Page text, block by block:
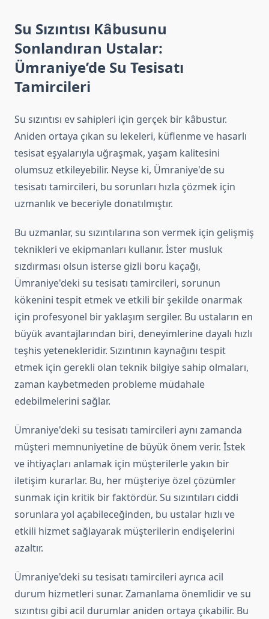
Su Sızıntısı Kâbusunu
Sonlandıran Ustalar:
Ümraniye’de Su Tesisatı
Tamircileri
Su sızıntısı ev sahipleri için gerçek bir kâbustur.
Aniden ortaya çıkan su lekeleri, küflenme ve hasarlı
tesisat eşyalarıyla uğraşmak, yaşam kalitesini
olumsuz etkileyebilir. Neyse ki, Ümraniye'de su
tesisatı tamircileri, bu sorunları hızla çözmek için
uzmanlık ve beceriyle donatılmıştır.
Bu uzmanlar, su sızıntılarına son vermek için gelişmiş
teknikleri ve ekipmanları kullanır. İster musluk
sızdırması olsun isterse gizli boru kaçağı,
Ümraniye'deki su tesisatı tamircileri, sorunun
kökenini tespit etmek ve etkili bir şekilde onarmak
için profesyonel bir yaklaşım sergiler. Bu ustaların en
büyük avantajlarından biri, deneyimlerine dayalı hızlı
teşhis yetenekleridir. Sızıntının kaynağını tespit
etmek için gerekli olan teknik bilgiye sahip olmaları,
zaman kaybetmeden probleme müdahale
edebilmelerini sağlar.
Ümraniye'deki su tesisatı tamircileri aynı zamanda
müşteri memnuniyetine de büyük önem verir. İstek
ve ihtiyaçları anlamak için müşterilerle yakın bir
iletişim kurarlar. Bu, her müşteriye özel çözümler
sunmak için kritik bir faktördür. Su sızıntıları ciddi
sorunlara yol açabileceğinden, bu ustalar hızlı ve
etkili hizmet sağlayarak müşterilerin endişelerini
azaltır.
Ümraniye'deki su tesisatı tamircileri ayrıca acil
durum hizmetleri sunar. Zamanlama önemlidir ve su
sızıntısı gibi acil durumlar aniden ortaya çıkabilir. Bu